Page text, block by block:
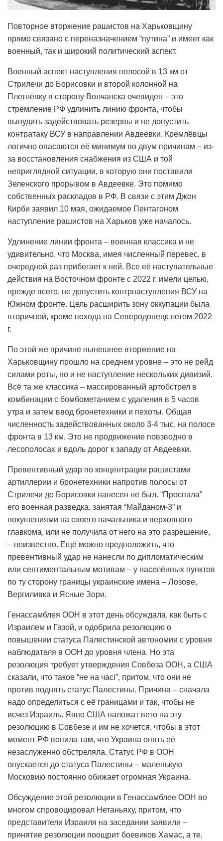
Повторное вторжение рашистов на Харьковщину
прямо связано с переназначением “путина” и имеет как
военный, так и широкий политический аспект.
Военный аспект наступления полосой в 13 км от
Стрилечи до Борисовки и второй колонной на
Плетнёвку в сторону Волчанска очевиден – это
стремление РФ удлинить линию фронта, чтобы
вынудить задействовать резервы и не допустить
контратаку ВСУ в направлении Авдеевки. Кремлёвцы
логично опасаются её минимум по двум причинам – из-
за восстановления снабжения из США и той
неприглядной ситуации, в которую они поставили
Зеленского прорывом в Авдеевке. Это помимо
собственных раскладов в РФ. В связи с этим Джон
Кирби заявил 10 мая, ожидаемое Пентагоном
наступление рашистов на Харьков уже началось.
Удлинение линии фронта – военная классика и не
удивительно, что Москва, имея численный перевес, в
очередной раз прибегает к ней. Все её наступательные
действия на Восточном фронте с 2022 г. имели целью,
прежде всего, не допустить контрнаступления ВСУ на
Южном фронте. Цель расширить зону оккупации была
вторичной, кроме похода на Северодонецк летом 2022
г.
По этой же причине нынешнее вторжение на
Харьковщину прошло на среднем уровне – это не рейд
силами роты, но и не наступление нескольких дивизий.
Всё та же классика – массированный артобстрел в
комбинации с бомбометанием с удаления в 5 часов
утра и затем ввод бронетехники и пехоты. Общая
численность задействованных около 3-4 тыс. на полосе
фронта в 13 км. Это не продвижение повзводно в
лесополосах и вдоль дорог к западу от Авдеевки.
Превентивный удар по концентрации рашистами
артиллерии и бронетехники напротив полосы от
Стрилечи до Борисовки нанесен не был. “Проспала”
его военная разведка, занятая “Майданом-3” и
покушениями на своего начальника и верховного
главкома, или не получила от него на это разрешение,
– неизвестно. Ещё можно предположить, что
превентивный удар не нанесли по дипломатическим
или сентиментальным мотивам – у населённых пунктов
по ту сторону границы украинские имена – Лозове,
Вергиливка и Ясные Зори.
Генассамблея ООН в этот день обсуждала, как быть с
Израилем и Газой, и одобрила резолюцию о
повышении статуса Палестинской автономии с уровня
наблюдателя в ООН до уровня члена. Но эта
резолюция требует утверждения Совбеза ООН, а США
сказали, что такое “не на часі”, притом, что они не
против поднять статус Палестины. Причина – сначала
надо определиться с её границами и так, чтобы не
исчез Израиль. Явно США наложат вето на эту
резолюцию в Совбезе и им не хочется, чтобы в этот
момент РФ вопила там, что Украина опять её
незаслуженно обстреляла. Статус РФ в ООН
опускается до статуса Палестины – маленькую
Московию постоянно обижает огромная Украина.
Обсуждение этой резолюции в Генассамблее ООН во
многом спровоцировал Нетаньяху, притом, что
представители Израиля на заседании заявили –
принятие резолюции поощрит боевиков Хамас, а те,